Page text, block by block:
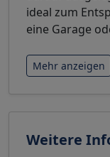
ideal zum
eine Garage
Mehr anzeigen
Weitere